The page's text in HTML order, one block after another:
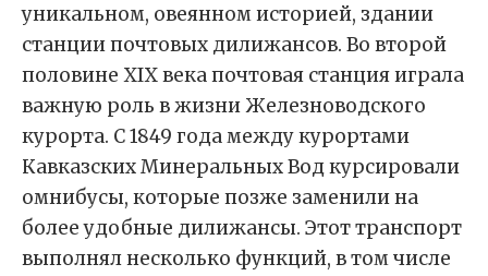
уникальном, овеянном историей, здании
станции почтовых дилижансов. Во второй
половине ХIХ века почтовая станция играла
важную роль в жизни Железноводского
курорта. С 1849 года между курортами
Кавказских Минеральных Вод курсировали
омнибусы, которые позже заменили на
более удобные дилижансы. Этот транспорт
выполнял несколько функций, в том числе